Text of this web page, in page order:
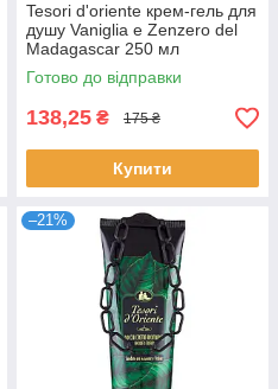
Tesori d'oriente крем-гель для
душу Vaniglia e Zenzero del
Madagascar 250 мл
Готово до відправки
138,25 ₴ 175 ₴
Купити
–21%